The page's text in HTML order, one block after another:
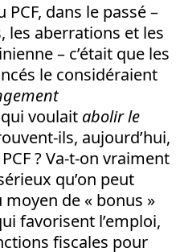
dans le passé –
les aberrations et les
– c’était que les
le considéraient
voulait abolir le
ils, aujourd’hui,
? Va-t-on vraiment
qu’on peut
de « bonus »
favorisent l’emploi,
fiscales pour